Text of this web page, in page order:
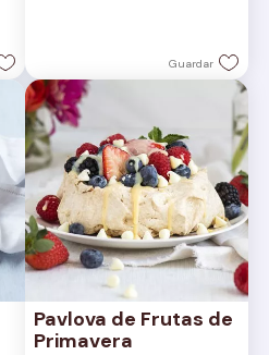
Guardar
Pavlova de Frutas de
Primavera